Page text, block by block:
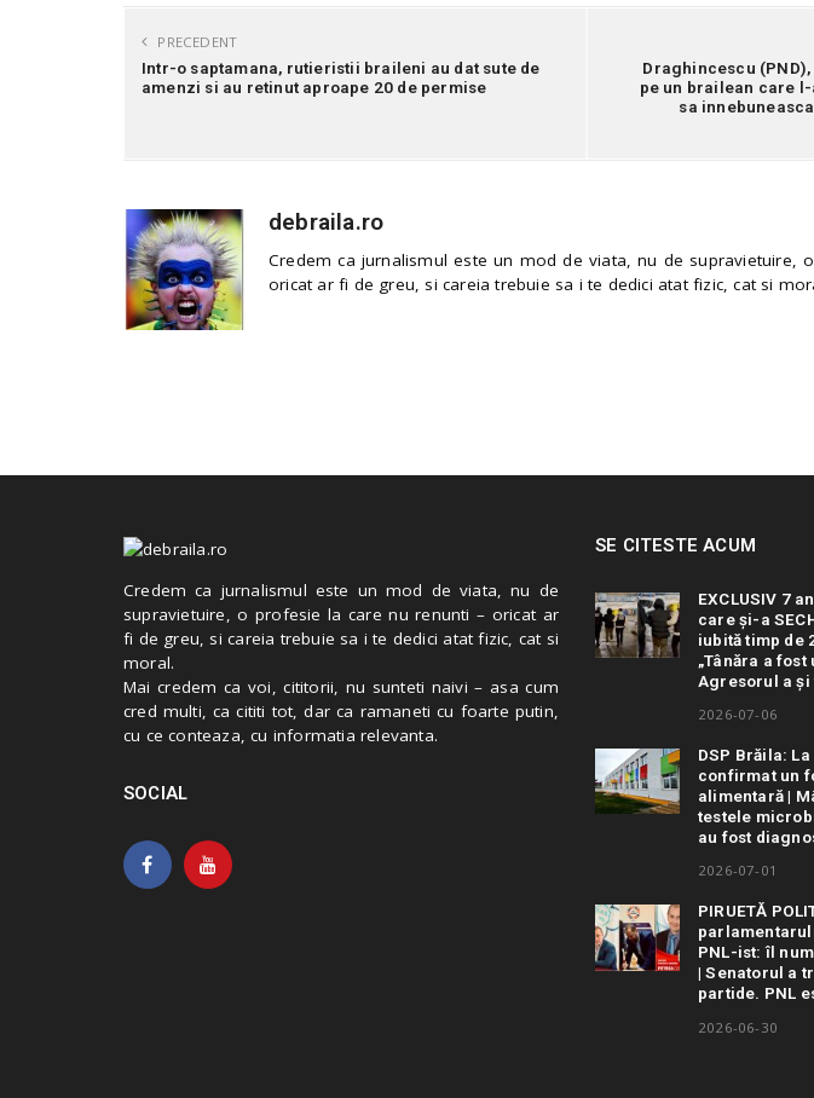
PRECEDENT
Intr-o saptamana, rutieristii braileni au dat sute de
amenzi si au retinut aproape 20 de permise
Draghincescu
pe un brailean care
sa
debraila.ro
Credem ca jurnalismul este un mod de viata, nu de supravietuire,
oricat ar fi de greu, si careia trebuie sa i te dedici atat fizic, cat si
Credem ca jurnalismul este un mod de viata, nu de
supravietuire, o profesie la care nu renunti – oricat ar
fi de greu, si careia trebuie sa i te dedici atat fizic, cat si
moral.
Mai credem ca voi, cititorii, nu sunteti naivi – asa cum
cred multi, ca cititi tot, dar ca ramaneti cu foarte putin,
cu ce conteaza, cu informatia relevanta.
SOCIAL
SE CITESTE ACUM
EXCLUSIV 7
care și-a
iubită timp de
„Tânăra a
Agresorul a
2026-07-06
DSP Brăila:
confirmat un
alimentară |
testele
au fost
2026-07-01
PIRUETĂ
PNL-ist: îl
| Senatorul a
partide. PNL
2026-06-30